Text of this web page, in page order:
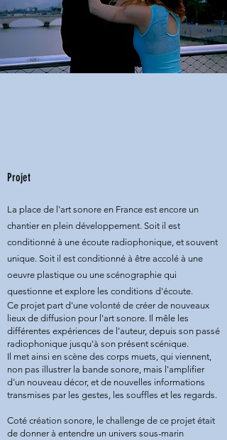
Projet
La place de l'art sonore en France est encore un
chantier en plein développement. Soit il est
conditionné à une écoute radiophonique, et souvent
unique. Soit il est conditionné à être accolé à une
oeuvre plastique ou une scénographie qui
questionne et explore les conditions d'écoute.
Ce projet part d'une volonté de créer de nouveaux
lieux de diffusion pour l'art sonore. Il mêle les
différentes expériences de l'auteur, depuis son passé
radiophonique jusqu'à son présent scénique.
Il met ainsi en scène des corps muets, qui viennent,
non pas illustrer la bande sonore, mais l'amplifier
d'un nouveau décor, et de nouvelles informations
transmises par les gestes, les souffles et les regards.
Coté création sonore, le challenge de ce projet était
de donner à entendre un univers sous-marin